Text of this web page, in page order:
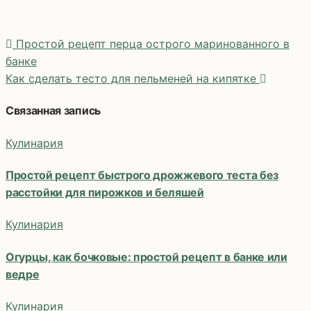
Навигация
по
записям
Простой рецепт перца острого маринованного в
банке
Как сделать тесто для пельменей на кипятке
Связанная запись
Кулинария
Простой рецепт быстрого дрожжевого теста без
расстойки для пирожков и беляшей
Кулинария
Огурцы, как бочковые: простой рецепт в банке или
ведре
Кулинария